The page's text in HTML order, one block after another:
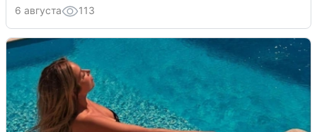
6 августа 113